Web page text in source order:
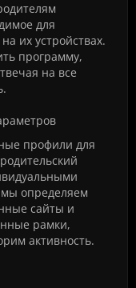
для
их устройствах.
программу,
на все
профили для
определяем
сайты и
рамки,
активность.